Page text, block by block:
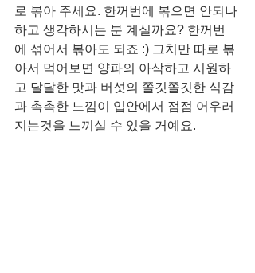
로 볶아 주세요. 한꺼번에 볶으면 안되나
하고 생각하시는 분 계실까요? 한꺼번
에 섞어서 볶아도 되죠 :) 그치만 따로 볶
아서 먹어보면 양파의 아삭하고 시원하
고 달달한 맛과 버섯의 쫄깃쫄깃한 식감
과 촉촉한 느낌이 입안에서 점점 어우러
지는것을 느끼실 수 있을 거예요.